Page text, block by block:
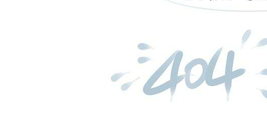
无不良诚信记录和其它违法犯罪记录的企
时间：2020年8月26日—2021年7月25日；
数量：预计年酒糟销售量为4500吨。甲
承担由此给自己经营带来的风险。